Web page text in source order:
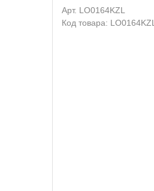
Арт. LO0164KZL
Код товара: LO0164KZL